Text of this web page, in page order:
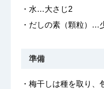
・水…大さじ2
・だしの素（顆粒）…
準備
・梅干しは種を取り